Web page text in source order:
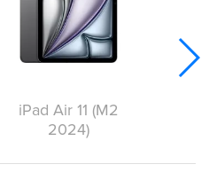
iPad Air 11 (M2
2024)